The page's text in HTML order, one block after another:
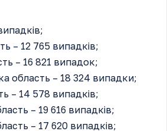
– 12 765 випадків;
– 16 821 випадок;
область – 18 324 випадки;
– 14 578 випадків;
– 19 616 випадків;
– 17 620 випадків;